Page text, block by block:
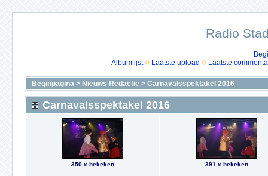
Radio
Albumlijst
Laatste upload Laatste
Beginpagina > Nieuws Redactie > Carnavalsspektakel 2016
Carnavalsspektakel 2016
350 x bekeken 391 x bekeken